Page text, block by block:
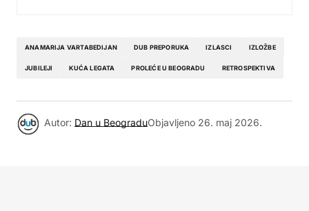
ANAMARIJA VARTABEDIJAN DUB PREPORUKA IZLASCI IZLOŽBE
JUBILEJI KUĆA LEGATA PROLEĆE U BEOGRADU RETROSPEKTIVA
Autor: Dan u BeograduObjavljeno 26. maj 2026.